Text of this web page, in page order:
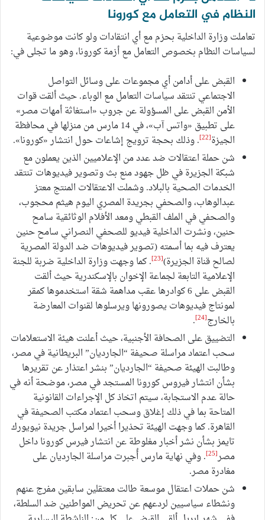
النظام في التعامل مع كورونا
تعاملت وزارة الداخلية بحزم مع أي انتقادات ولو كانت موضوعية
لسياسات النظام بخصوص التعامل مع أزمة كورونا، وهو ما تجلى في:
القبض على أدامن أي مجموعات على وسائل التواصل
الاجتماعي تنتقد سياسات التعامل مع الوباء. حيث ألقت قوات
الأمن القبض على المسؤولة عن جروب «استغاثة أمهات مصر»
على تطبيق «واتس آب»، في 14 مارس من منزلها في محافظة
الجيزة[22]
. وذلك بحجة ترويج إشاعات حول انتشار «كورونا».
شن حملة اعتقالات ضد عدد من الإعلاميين الذين يعملون مع
شبكة الجزيرة في ظل جهود منع بث وتصوير فيديوهات تنتقد
الخدمات الصحية بالبلاد. وشملت الاعتقالات المنتج معتز
عبدالوهاب، والصحفي بجريدة المصري اليوم هيثم محجوب،
والصحفي في الملف القبطي ومعد الأفلام الوثائقية سامح
حنين، ونشرت الداخلية فيديو للصحفي النصراني سامح حنين
يعترف فيه بما أسمته (تصوير فيديوهات ضد الدولة المصرية
لصالح قناة الجزيرة)[23]
. كما وجهت وزارة الداخلية ضربة للجنة
الإعلامية التابعة لجماعة الإخوان بالإسكندرية حيث ألقت
القبض على 6 كوادرها عقب مداهمة شقة استخدموها كمقر
لمونتاج فيديوهات يصورونها ويرسلوها لقنوات المعارضة
بالخارج[24]
.
التضييق على الصحافة الأجنبية، حيث أعلنت هيئة الاستعلامات
سحب اعتماد مراسلة صحيفة “الجارديان” البريطانية في مصر،
وطالبت الهيئة صحيفة “الجارديان” بنشر اعتذار عن تقريرها
بشأن انتشار فيروس كورونا المستجد في مصر، موضحة أنه في
حالة عدم الاستجابة، سيتم اتخاذ كل الإجراءات القانونية
المتاحة بما في ذلك إغلاق وسحب اعتماد مكتب الصحيفة في
القاهرة. كما وجهت الهيئة تحذيرا أخيرا لمراسل جريدة نيويورك
تايمز بشأن نشر أخبار مغلوطة عن انتشار فيرس كورونا داخل
مصر[25]
. وفي نهاية مارس أُجبرت مراسلة الجارديان على
مغادرة مصر.
شن حملات اعتقال موسعة طالت معتقلين سابقين مفرج عنهم
ونشطاء سياسيين لردعهم عن تحريض المواطنين ضد السلطة،